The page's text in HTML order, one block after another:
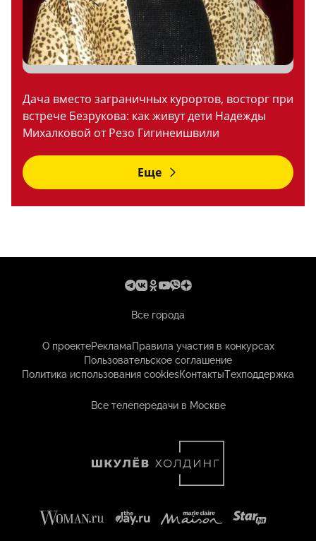
Дача вместо заграничных курортов, восторг при
встрече Безрукова: как живут дети Надежды
Михалковой от Резо Гигинеишвили
Еще
Все города
О проектеРекламаПравила участия в конкурсах
Пользовательское соглашение
Политика использования cookiesКонтактыТехподдержка
Все телепередачи в Москве